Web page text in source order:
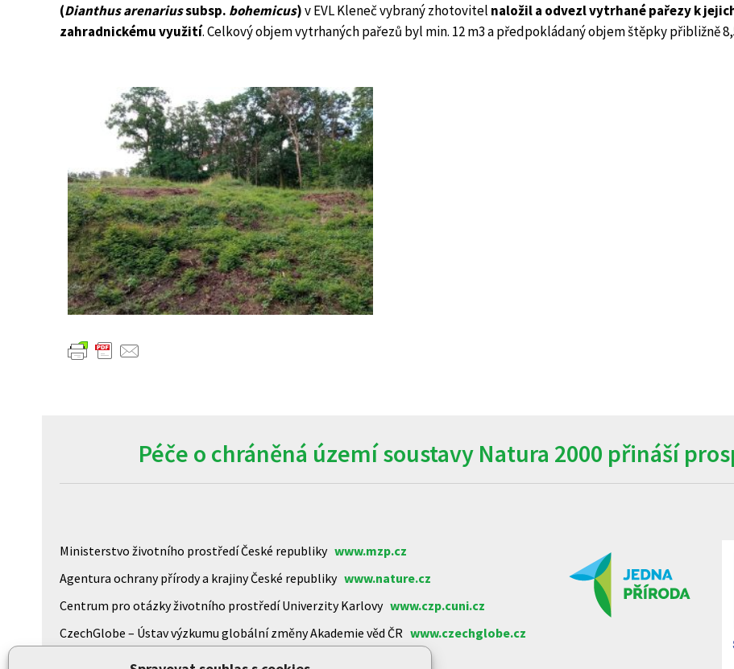
(Dianthus arenariussubsp. bohemicus)v EVL Kleneč vybraný zhotovitel naložil a odvezl vytrhané pařezy k
zahradnickému využití. Celkový objem vytrhaných pařezů byl min. 12 m3 a předpokládaný objem štěpky přibližně
Péče o chráněná území soustavy Natura 2000 přináší
Ministerstvo životního prostředí České republiky www.mzp.cz
Agentura ochrany přírody a krajiny České republiky www.nature.cz
Centrum pro otázky životního prostředí Univerzity Karlovy www.czp.cuni.cz
CzechGlobe – Ústav výzkumu globální změny Akademie věd ČR www.czechglobe.cz
Biologické centrum AV ČR, v.v.i www.upb.cas.cz/